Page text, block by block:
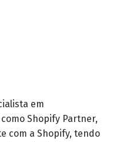
em
Shopify Partner,
com a Shopify, tendo